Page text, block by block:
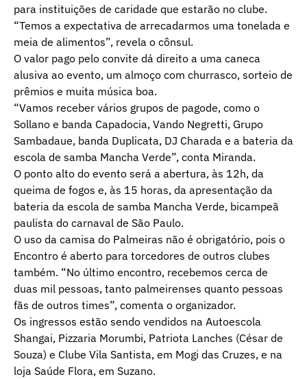
para instituições de caridade que estarão no clube.
“Temos a expectativa de arrecadarmos uma tonelada e
meia de alimentos”, revela o cônsul.
O valor pago pelo convite dá direito a uma caneca
alusiva ao evento, um almoço com churrasco, sorteio de
prêmios e muita música boa.
“Vamos receber vários grupos de pagode, como o
Sollano e banda Capadocia, Vando Negretti, Grupo
Sambadaue, banda Duplicata, DJ Charada e a bateria da
escola de samba Mancha Verde”, conta Miranda.
O ponto alto do evento será a abertura, às 12h, da
queima de fogos e, às 15 horas, da apresentação da
bateria da escola de samba Mancha Verde, bicampeã
paulista do carnaval de São Paulo.
O uso da camisa do Palmeiras não é obrigatório, pois o
Encontro é aberto para torcedores de outros clubes
também. “No último encontro, recebemos cerca de
duas mil pessoas, tanto palmeirenses quanto pessoas
fãs de outros times”, comenta o organizador.
Os ingressos estão sendo vendidos na Autoescola
Shangai, Pizzaria Morumbi, Patriota Lanches (César de
Souza) e Clube Vila Santista, em Mogi das Cruzes, e na
loja Saúde Flora, em Suzano.